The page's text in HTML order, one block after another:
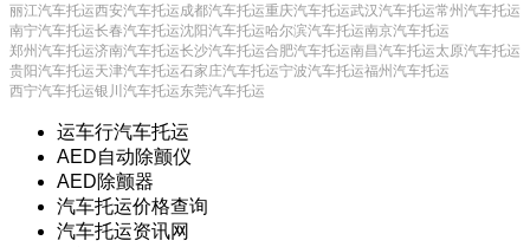
丽江汽车托运西安汽车托运成都汽车托运重庆汽车托运武汉汽车托运常州汽车托运
南宁汽车托运长春汽车托运沈阳汽车托运哈尔滨汽车托运南京汽车托运
郑州汽车托运济南汽车托运长沙汽车托运合肥汽车托运南昌汽车托运太原汽车托运
贵阳汽车托运天津汽车托运石家庄汽车托运宁波汽车托运福州汽车托运
西宁汽车托运银川汽车托运东莞汽车托运
运车行汽车托运
AED自动除颤仪
AED除颤器
汽车托运价格查询
汽车托运资讯网